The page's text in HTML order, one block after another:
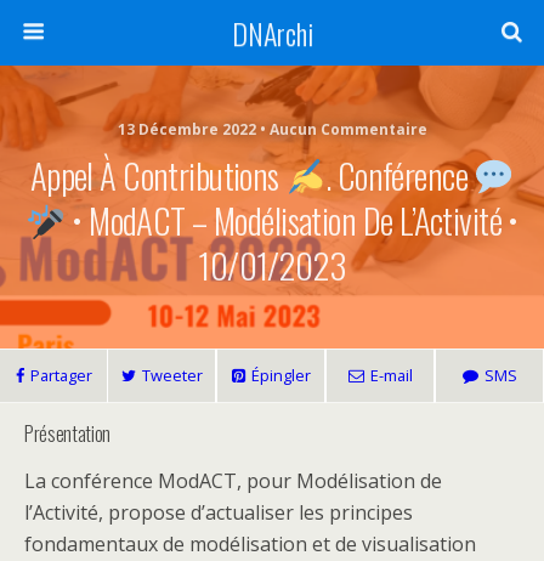
DNArchi
13 Décembre 2022 • Aucun Commentaire
Appel À Contributions ​​
​. Conférence ​​​​
• ModACT – Modélisation De L’Activité •
10/01/2023
Partager Tweeter Épingler E-mail SMS
Présentation
La conférence ModACT, pour Modélisation de
l’Activité, propose d’actualiser les principes
fondamentaux de modélisation et de visualisation